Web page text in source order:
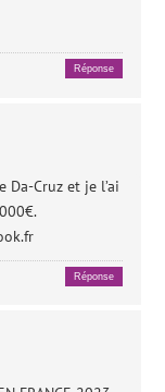
Réponse
Da-Cruz et je l’ai
Réponse